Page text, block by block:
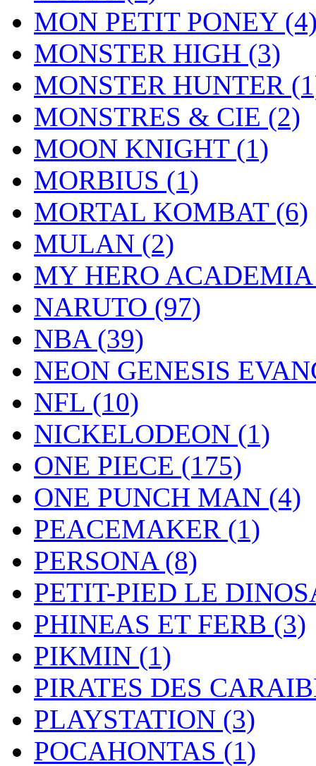
MON PETIT PONEY
MONSTER HIGH (3)
MONSTER HUNTER
MONSTRES & CIE (2)
MOON KNIGHT (1)
MORBIUS (1)
MORTAL KOMBAT (6)
MULAN (2)
MY HERO
NARUTO (97)
NBA (39)
NEON GENESIS
NFL (10)
NICKELODEON (1)
ONE PIECE (175)
ONE PUNCH MAN (4)
PEACEMAKER (1)
PERSONA (8)
PETIT-PIED LE
PHINEAS ET FERB (3)
PIKMIN (1)
PIRATES DES
PLAYSTATION (3)
POCAHONTAS (1)